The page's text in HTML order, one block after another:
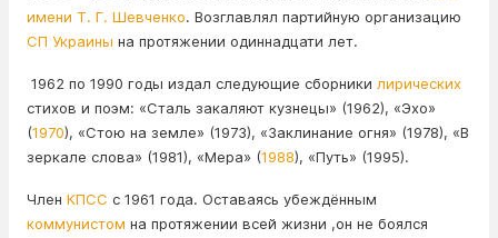
имени Т. Г. Шевченко. Возглавлял партийную организацию
СП Украины на протяжении одиннадцати лет.
1962 по 1990 годы издал следующие сборники лирических
стихов и поэм: «Сталь закаляют кузнецы» (1962), «Эхо»
(1970), «Стою на земле» (1973), «Заклинание огня» (1978), «В
зеркале слова» (1981), «Мера» (1988), «Путь» (1995).
Член КПСС с 1961 года. Оставаясь убеждённым
коммунистом на протяжении всей жизни ,он не боялся